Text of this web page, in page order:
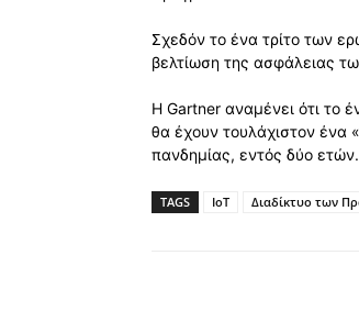
Σχεδόν το ένα τρίτο των
βελτίωση της ασφάλειας
Η Gartner αναμένει ότι το
θα έχουν τουλάχιστον ένα
πανδημίας, εντός δύο ετών.
TAGS IoT Διαδίκτυο των